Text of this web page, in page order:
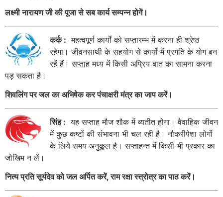
लक्ष्मी नारायण जी की पूजा से सब कार्य सम्पन्न होगें।
कर्क : महत्वपूर्ण कार्यों को सप्तारम्भ में करना ही श्रेष्ठ
रहेगा। जीवनसाथी के सहयोग से कार्यों में प्रगति के योग बन
रहें हैं। सप्ताह मध्य में किसी अप्रिय बात का सामना करना
पड़ सकता है।
शिवलिंग पर जल का अभिषेक कर पंचाक्षरी मंत्र का जाप करें।
सिंह : यह सप्ताह मौज शौक में व्यतीत होगा। वैवाहिक जीवन
में कुछ कष्टों की संभावना भी चल रही है। नौकरीपेशा लोगों
के लिये समय अनुकूल है। सप्ताहन्त में किसी भी प्रकार का
जोखिम न लें।
नित्य प्रति सूर्यदेव को जल अर्पित करें, राम रक्षा स्त्रोत्र का पाठ करें।